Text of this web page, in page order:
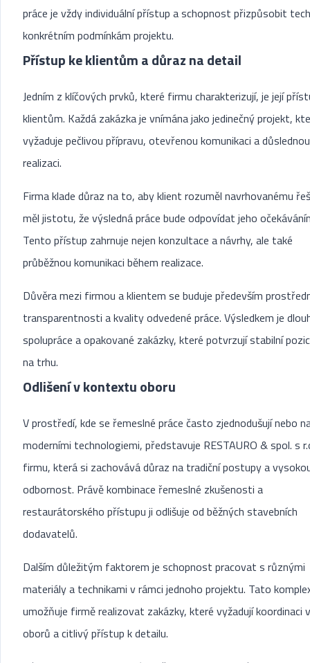
práce je vždy individuální přístup a schopnost přizpůsobit
konkrétním podmínkám projektu.
Přístup ke klientům a důraz na detail
Jedním z klíčových prvků, které firmu charakterizují, je její
klientům. Každá zakázka je vnímána jako jedinečný projekt,
vyžaduje pečlivou přípravu, otevřenou komunikaci a důslednou
realizaci.
Firma klade důraz na to, aby klient rozuměl navrhovanému
měl jistotu, že výsledná práce bude odpovídat jeho
Tento přístup zahrnuje nejen konzultace a návrhy, ale také
průběžnou komunikaci během realizace.
Důvěra mezi firmou a klientem se buduje především
transparentnosti a kvality odvedené práce. Výsledkem je
spolupráce a opakované zakázky, které potvrzují stabilní
na trhu.
Odlišení v kontextu oboru
V prostředí, kde se řemeslné práce často zjednodušují nebo
moderními technologiemi, představuje RESTAURO & spol. s
firmu, která si zachovává důraz na tradiční postupy a
odbornost. Právě kombinace řemeslné zkušenosti a
restaurátorského přístupu ji odlišuje od běžných stavebních
dodavatelů.
Dalším důležitým faktorem je schopnost pracovat s různými
materiály a technikami v rámci jednoho projektu. Tato
umožňuje firmě realizovat zakázky, které vyžadují koordinaci
oborů a citlivý přístup k detailu.